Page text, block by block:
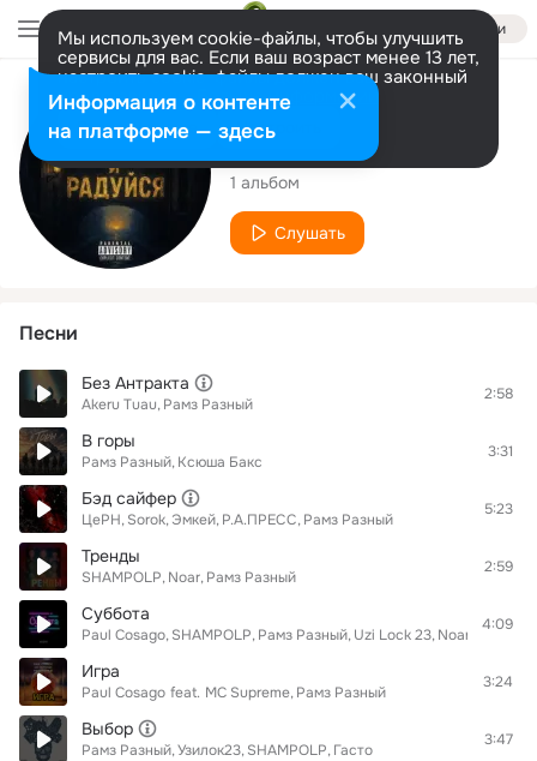
Войти
Мы используем cookie-файлы, чтобы улучшить
сервисы для вас. Если ваш возраст менее 13 лет,
настроить cookie-файлы должен ваш законный
представитель. Больше информации
Разрешить все Настроить
Исполнитель
Рамз Разный
1 альбом
Слушать
Песни
Без Антракта
Akeru Tuau Рамз Разный
2:58
В горы
Рамз Разный Ксюша Бакс
3:31
Бэд сайфер
ЦеРН Sorok Эмкей Р.А.ПРЕСС Рамз Разный
5:23
Тренды
SHAMPOLP Noar Рамз Разный
2:59
Суббота
Paul Cosago SHAMPOLP Рамз Разный Uzi Lock 23 Noar Moar
4:09
Игра
Paul Cosago feat. MC Supreme Рамз Разный
3:24
Выбор
Рамз Разный Узилок23 SHAMPOLP Гасто
3:47
Информация о контенте
на платформе — здесь